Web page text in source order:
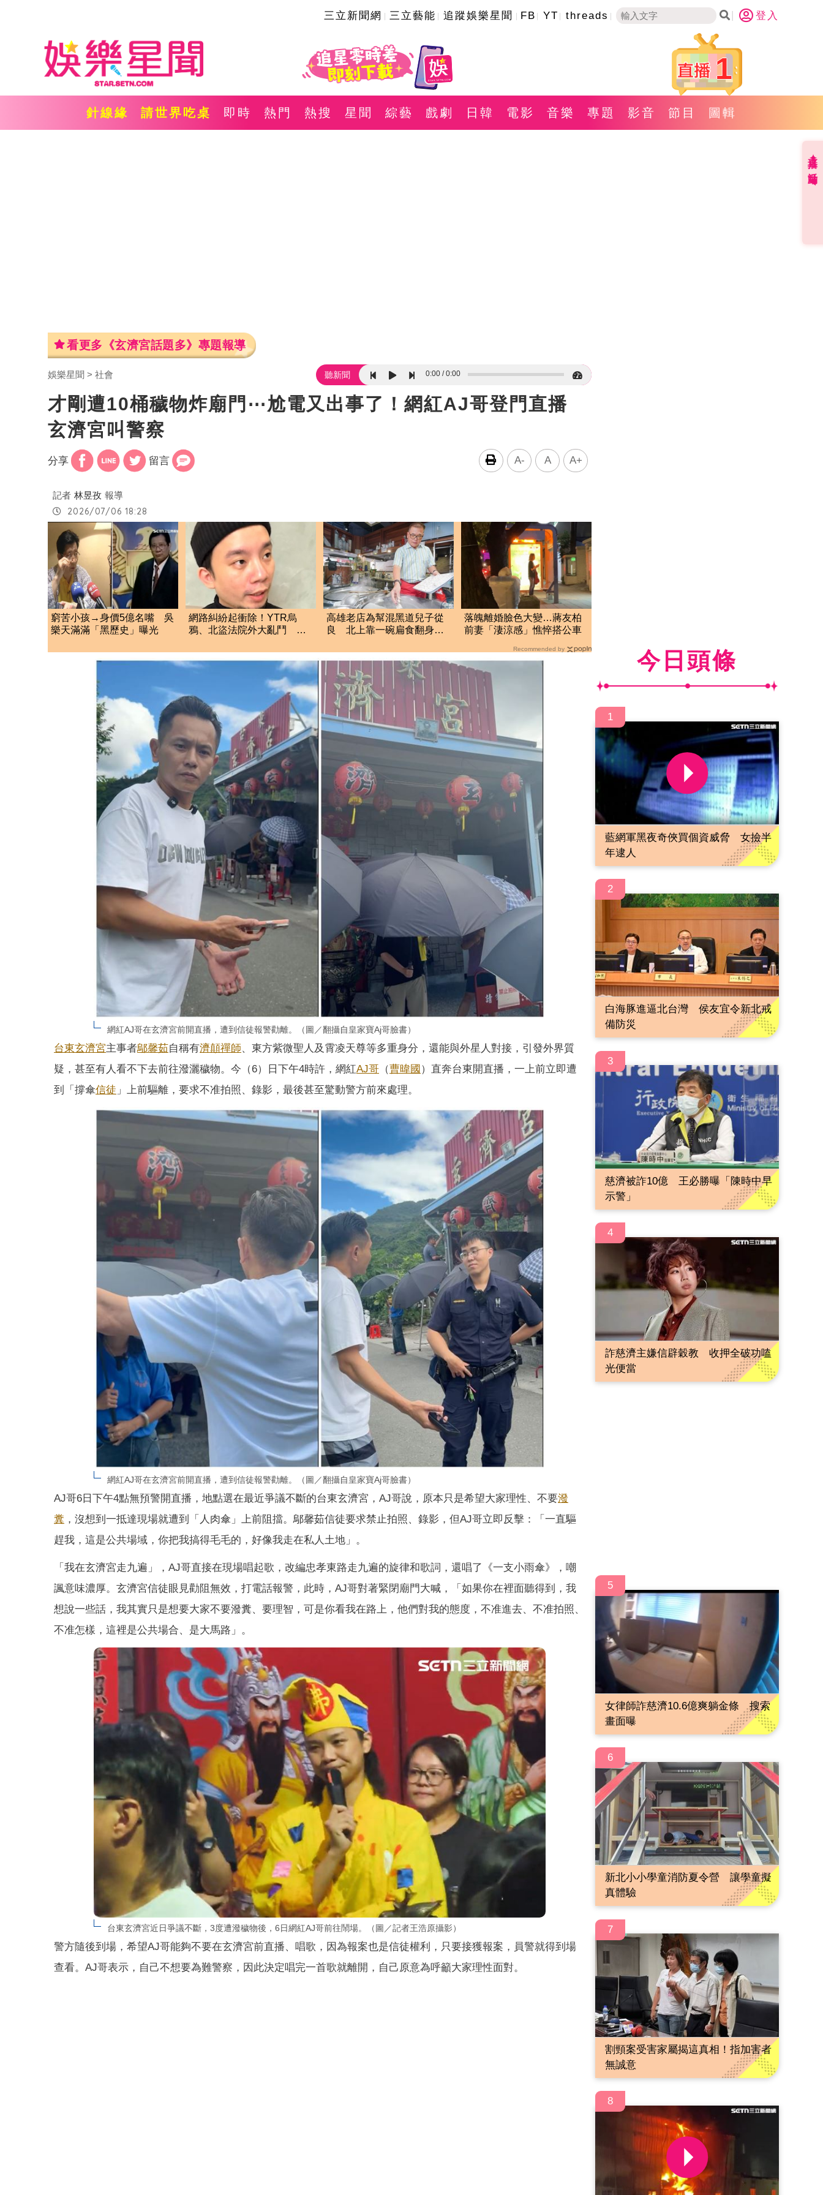
三立新聞網 三立藝能 追蹤娛樂星聞 FB YT threads 登入
1
針線緣 請世界吃桌 即時 熱門 熱搜 星聞 綜藝 戲劇 日韓 電影 音樂 專題 影音 節目 圖輯
看更多《玄濟宮話題多》專題報導
娛樂星聞 社會 聽新聞 0:00 0:00
才剛遭10桶穢物炸廟門⋯尬電又出事了！網紅AJ哥登門直播
玄濟宮叫警察
分享 留言 A- A A+
記者 林昱孜 報導
2026/07/06 18:28
窮苦小孩→身價5億名嘴 吳
樂天滿滿「黑歷史」曝光
網路糾紛起衝除！YTR烏
鴉、北盜法院外大亂鬥 雙
高雄老店為幫混黑道兒子從
良 北上靠一碗扁食翻身成
落魄離婚臉色大變…蔣友柏
前妻「淒涼感」憔悴搭公車
Recommended by
網紅AJ哥在玄濟宮前開直播，遭到信徒報警勸離。（圖／翻攝自皇家寶Aj哥臉書）
台東玄濟宮主事者鄔馨茹自稱有濟顛禪師、東方紫微聖人及霄凌天尊等多重身分，還能與外星人對接，引發外界質
疑，甚至有人看不下去前往潑灑穢物。今（6）日下午4時許，網紅AJ哥 （曹暐國 ）直奔台東開直播，一上前立即遭
到「撐傘信徒 」上前驅離，要求不准拍照、錄影，最後甚至驚動警方前來處理。
網紅AJ哥在玄濟宮前開直播，遭到信徒報警勸離。（圖／翻攝自皇家寶Aj哥臉書）
AJ哥6日下午4點無預警開直播，地點選在最近爭議不斷的台東玄濟宮，AJ哥說，原本只是希望大家理性、不要潑
糞 ，沒想到一抵達現場就遭到「人肉傘」上前阻擋。鄔馨茹信徒要求禁止拍照、錄影，但AJ哥立即反擊：「一直驅
趕我，這是公共場域，你把我搞得毛毛的，好像我走在私人土地」。
「我在玄濟宮走九遍」，AJ哥直接在現場唱起歌，改編忠孝東路走九遍的旋律和歌詞，還唱了《一支小雨傘》，嘲
諷意味濃厚。玄濟宮信徒眼見勸阻無效，打電話報警，此時，AJ哥對著緊閉廟門大喊，「如果你在裡面聽得到，我
想說一些話，我其實只是想要大家不要潑糞、要理智，可是你看我在路上，他們對我的態度，不准進去、不准拍照、
不准怎樣，這裡是公共場合、是大馬路」。
台東玄濟宮近日爭議不斷，3度遭潑穢物後，6日網紅AJ哥前往鬧場。（圖／記者王浩原攝影）
警方隨後到場，希望AJ哥能夠不要在玄濟宮前直播、唱歌，因為報案也是信徒權利，只要接獲報案，員警就得到場
查看。AJ哥表示，自己不想要為難警察，因此決定唱完一首歌就離開，自己原意為呼籲大家理性面對。
今日頭條
1
藍網軍黑夜奇俠買個資威脅 女撿半
年逮人
2
白海豚進逼北台灣 侯友宜令新北戒
備防災
3
慈濟被詐10億 王必勝曝「陳時中早
示警」
4
詐慈濟主嫌信辟穀教 收押全破功嗑
光便當
5
女律師詐慈濟10.6億爽躺金條 搜索
畫面曝
6
新北小小學童消防夏令營 讓學童擬
真體驗
7
割頸案受害家屬揭這真相！指加害者
無誠意
8
直播✦活動